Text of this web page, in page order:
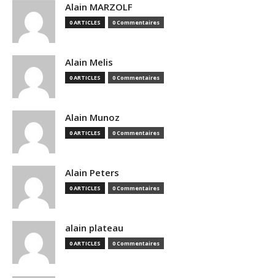
Alain MARZOLF
0 ARTICLES 0 Commentaires
Alain Melis
0 ARTICLES 0 Commentaires
Alain Munoz
0 ARTICLES 0 Commentaires
Alain Peters
0 ARTICLES 0 Commentaires
alain plateau
0 ARTICLES 0 Commentaires